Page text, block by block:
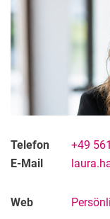
Rami Ben Ammar
Studienberatung
studentische
Telefon
+49
E-Mail
Web